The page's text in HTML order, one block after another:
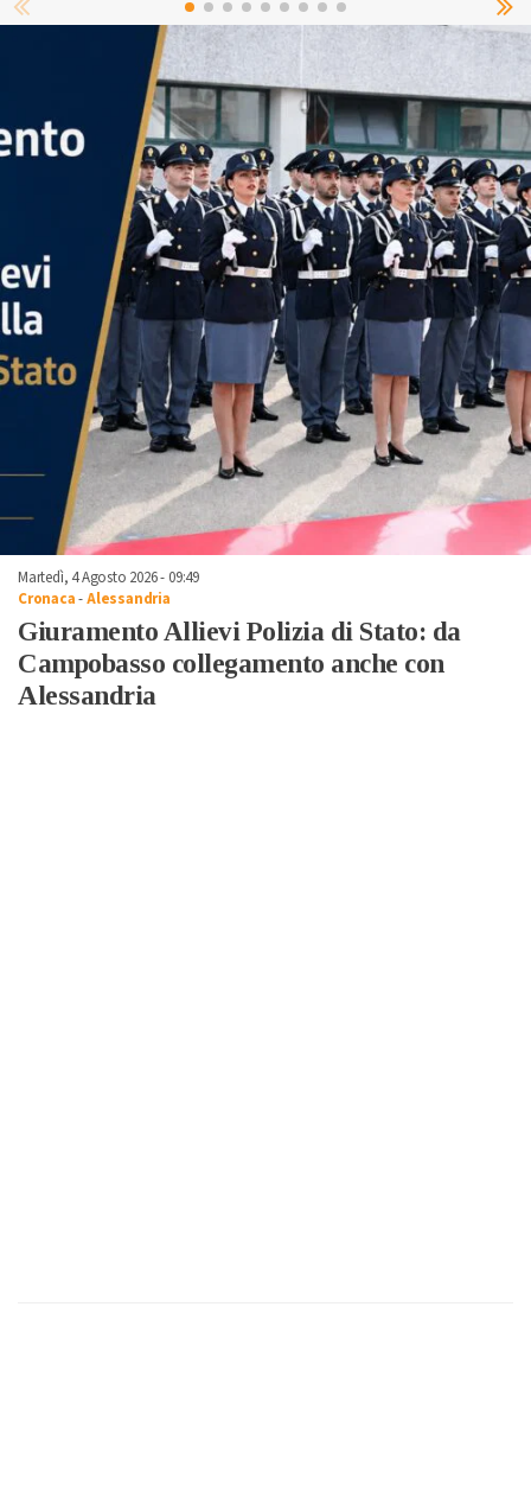
Martedì, 4 Agosto 2026 - 09:49
Cronaca-Alessandria
Giuramento Allievi Polizia di Stato: da
Campobasso collegamento anche con
Alessandria